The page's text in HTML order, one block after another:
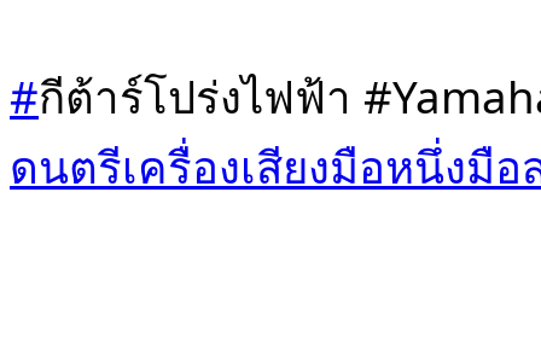
#กีต้าร์โปร่งไฟฟ้า
ดนตรีเครื่องเสียงมือหนึ่งมือ